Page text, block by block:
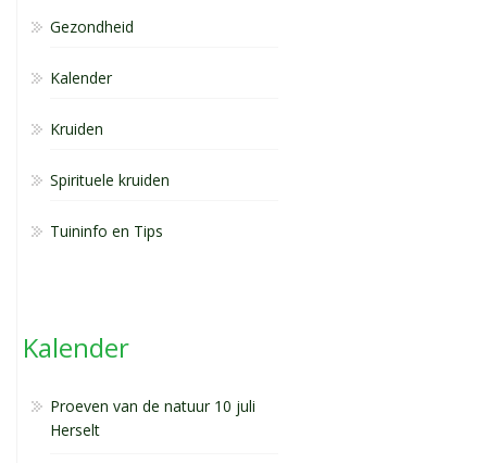
Gezondheid
Kalender
Kruiden
Spirituele kruiden
Tuininfo en Tips
Kalender
Proeven van de natuur 10 juli
Herselt